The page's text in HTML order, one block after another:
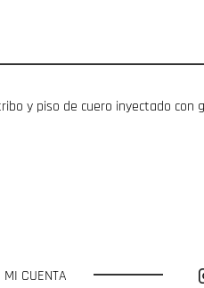
y piso de cuero inyectado con
MI CUENTA